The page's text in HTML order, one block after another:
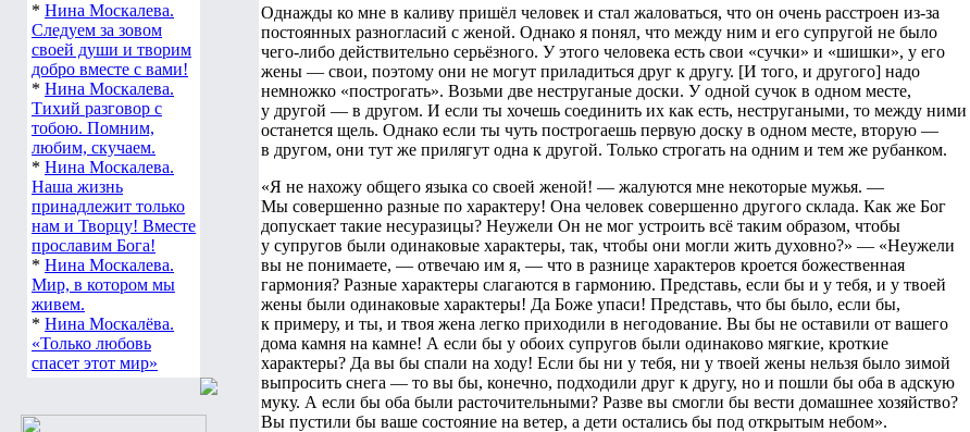
* Нина Москалева.
Следуем за зовом
своей души и творим
добро вместе с вами!
* Нина Москалева.
Тихий разговор с
тобою. Помним,
любим, скучаем.
* Нина Москалева.
Наша жизнь
принадлежит только
нам и Творцу! Вместе
прославим Бога!
* Нина Москалева.
Мир, в котором мы
живем.
* Нина Москалёва.
«Только любовь
спасет этот мир»
Однажды ко мне в каливу пришёл человек и стал жаловаться, что он очень расстроен из-за
постоянных разногласий с женой. Однако я понял, что между ним и его супругой не было
чего-либо действительно серьёзного. У этого человека есть свои «сучки» и «шишки», у его
жены — свои, поэтому они не могут приладиться друг к другу. [И того, и другого] надо
немножко «построгать». Возьми две неструганые доски. У одной сучок в одном месте,
у другой — в другом. И если ты хочешь соединить их как есть, нестругаными, то между ними
останется щель. Однако если ты чуть построгаешь первую доску в одном месте, вторую —
в другом, они тут же прилягут одна к другой. Только строгать на одним и тем же рубанком.
«Я не нахожу общего языка со своей женой! — жалуются мне некоторые мужья. —
Мы совершенно разные по характеру! Она человек совершенно другого склада. Как же Бог
допускает такие несуразицы? Неужели Он не мог устроить всё таким образом, чтобы
у супругов были одинаковые характеры, так, чтобы они могли жить духовно?» — «Неужели
вы не понимаете, — отвечаю им я, — что в разнице характеров кроется божественная
гармония? Разные характеры слагаются в гармонию. Представь, если бы и у тебя, и у твоей
жены были одинаковые характеры! Да Боже упаси! Представь, что бы было, если бы,
к примеру, и ты, и твоя жена легко приходили в негодование. Вы бы не оставили от вашего
дома камня на камне! А если бы у обоих супругов были одинаково мягкие, кроткие
характеры? Да вы бы спали на ходу! Если бы ни у тебя, ни у твоей жены нельзя было зимой
выпросить снега — то вы бы, конечно, подходили друг к другу, но и пошли бы оба в адскую
муку. А если бы оба были расточительными? Разве вы смогли бы вести домашнее хозяйство?
Вы пустили бы ваше состояние на ветер, а дети остались бы под открытым небом».